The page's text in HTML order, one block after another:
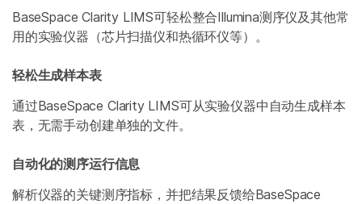
BaseSpace Clarity LIMS可轻松整合Illumina测序仪及其他常
用的实验仪器（芯片扫描仪和热循环仪等）。
轻松生成样本表
通过BaseSpace Clarity LIMS可从实验仪器中自动生成样本
表，无需手动创建单独的文件。
自动化的测序运行信息
解析仪器的关键测序指标，并把结果反馈给BaseSpace